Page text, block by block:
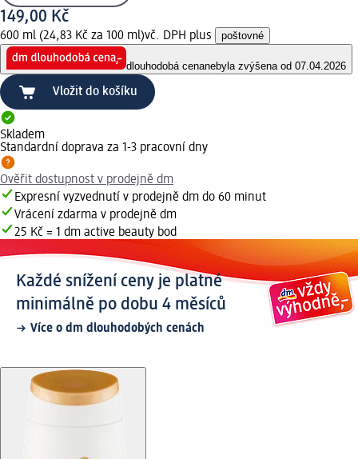
149,00 Kč
600 ml (24,83 Kč za 100 ml)vč. DPH plus poštovné
dlouhodobá cenanebyla zvýšena od 07.04.2026
Vložit do košíku
Skladem
Standardní doprava za 1-3 pracovní dny
Ověřit dostupnost v prodejně dm
Expresní vyzvednutí v prodejně dm do 60 minut
Vrácení zdarma v prodejně dm
25 Kč = 1 dm active beauty bod
Každé snížení ceny je platné
minimálně po dobu 4 měsíců
Více o dm dlouhodobých cenách